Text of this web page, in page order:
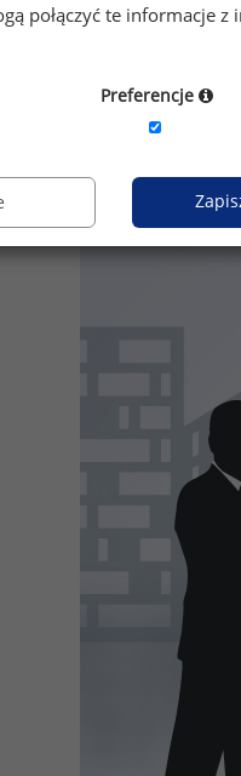
połączyć te informacje
Preferencje